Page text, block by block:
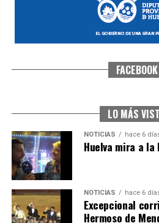
SEXTA CORRIDA DE LAS
FACEBOOK
LO MÁS
NOTICIAS hace 6
Huelva mira a la
NOTICIAS hace 6
Excepcional
Hermoso de